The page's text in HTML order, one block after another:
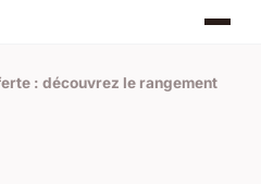
: découvrez le rangement